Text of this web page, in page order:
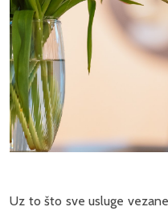
Uz to što sve usluge